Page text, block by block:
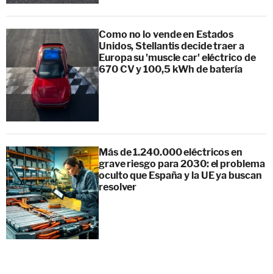
Como no lo vende en Estados
Unidos, Stellantis decide traer a
Europa su 'muscle car' eléctrico de
670 CV y 100,5 kWh de batería
Más de 1.240.000 eléctricos en
grave riesgo para 2030: el problema
oculto que España y la UE ya buscan
resolver